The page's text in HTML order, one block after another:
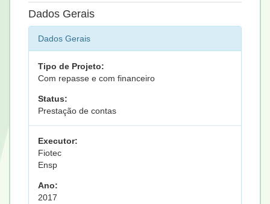
Dados Gerais
Dados Gerais
Tipo de Projeto:
Com repasse e com financeiro
Status:
Prestação de contas
Executor:
Fiotec
Ensp
Ano:
2017